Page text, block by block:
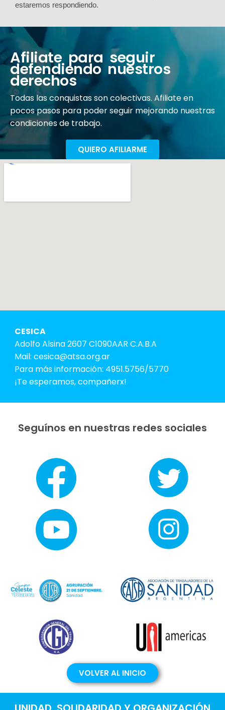
estaremos respondiendo.
Afiliate para seguir
defendiendo nuestros
derechos
Todas las conquistas son colectivas. Afiliate en
pocos pasos para poder seguir mejorando nuestras
condiciones de trabajo.
QUIERO AFILIARME
CESICA
Adolfo Alsina 2607 C1090AAR C.A.B.A
Mail: cesica@atsa.org.ar
Para más información: 4951.5756/5770
¡Te esperamos, compañerx!
Seguínos en nuestras redes sociales
VOLVER AL INICIO